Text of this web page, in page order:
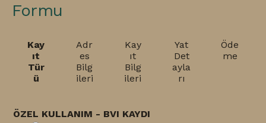
Formu
Kay
ıt
Tür
ü
Adr
es
Bilg
ileri
Kay
ıt
Bilg
ileri
Yat
Det
ayla
rı
Öde
me
ÖZEL KULLANIM - BVI KAYDI